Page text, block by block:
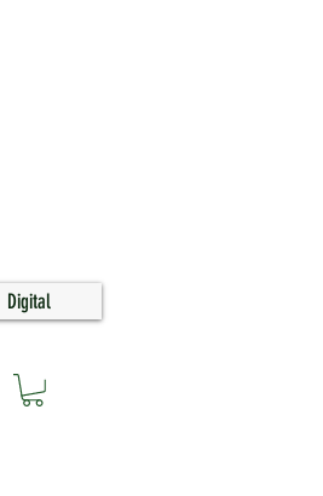
Digital